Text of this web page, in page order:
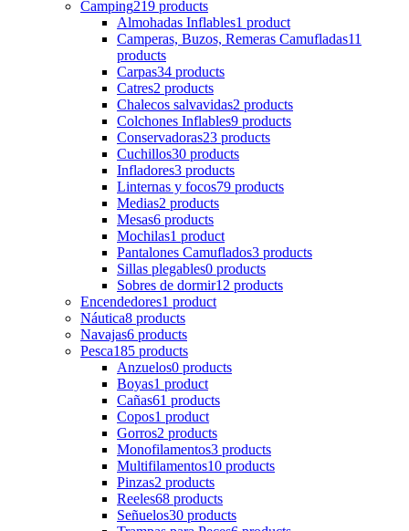
Camping219 products
Almohadas Inflables1 product
Camperas, Buzos, Remeras Camufladas11
products
Carpas34 products
Catres2 products
Chalecos salvavidas2 products
Colchones Inflables9 products
Conservadoras23 products
Cuchillos30 products
Infladores3 products
Linternas y focos79 products
Medias2 products
Mesas6 products
Mochilas1 product
Pantalones Camuflados3 products
Sillas plegables0 products
Sobres de dormir12 products
Encendedores1 product
Náutica8 products
Navajas6 products
Pesca185 products
Anzuelos0 products
Boyas1 product
Cañas61 products
Copos1 product
Gorros2 products
Monofilamentos3 products
Multifilamentos10 products
Pinzas2 products
Reeles68 products
Señuelos30 products